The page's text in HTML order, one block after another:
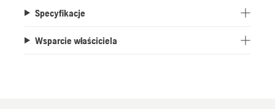
zoptymalizowane spawanie dla lepszej
minimalny czas przestoju i maksymalne wyniki.
Specyfikacje
Wsparcie właściciela